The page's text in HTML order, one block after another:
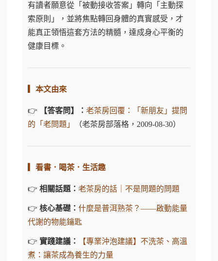
有讀者願意從「被動接收答案」轉向「主動探
索原則」，並將焦點轉回身體的真實感受，才
能真正領悟這套方法的精髓，達成身心平衡的
健康目標。
▎本文由來
👉 【答客問】： 老茶房回覆：「新朋友」提問
的「老問題」
（老茶房部落格，2009-08-30）
▎看書．喝茶．生活趣
👉 相關話題： 老茶房的話｜不是問題的問題
👉 核心基礎： 什麼是普洱熟茶？——啟動能量
代謝的物能鑰匙
👉 實踐建議：
【專業沖泡建議】不洗茶、高溫
煮：讓茶成為養生的力量